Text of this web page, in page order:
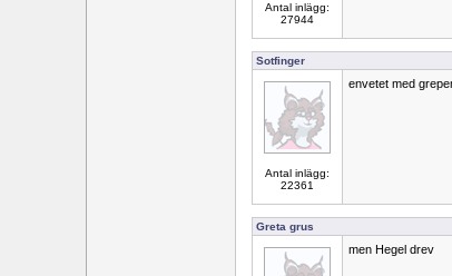
Antal inlägg:
27944
Sotfinger
Antal inlägg:
22361
envetet med
Greta grus
men Hegel drev